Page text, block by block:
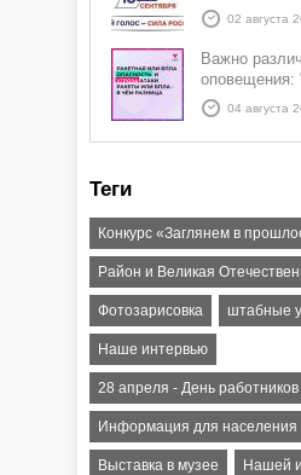
02 августа
Важно
оповещения:
БПЛА
атаки
04 августа
Теги
Конкурс «Заглянем в
Район и Великая
Фотозарисовка штабные
Наше интервью
28 апреля - День
Информация для населения
Выставка в музее Нашей